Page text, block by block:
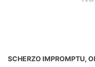
SCHERZO IMPROMPTU,